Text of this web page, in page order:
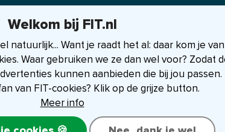
klaar om je te helpen.
Welkom bij FIT.nl
natuurlijk... Want je raadt het al: daar kom je
Waar gebruiken we ze dan wel voor? Zodat
kunnen aanbieden die bij jou passen.
van FIT-cookies? Klik op de grijze button.
Meer info